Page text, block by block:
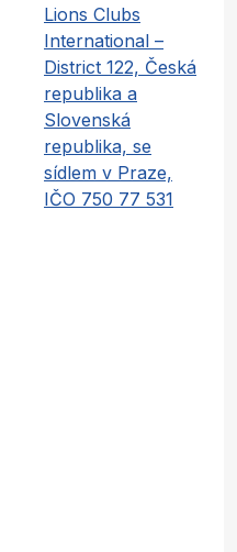
Lions Clubs
International –
District 122, Česká
republika a
Slovenská
republika, se
sídlem v Praze,
IČO 750 77 531